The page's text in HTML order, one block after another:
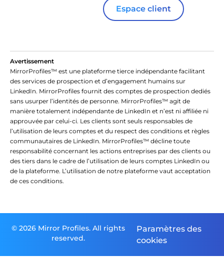
Espace client
Avertissement
MirrorProfiles™ est une plateforme tierce indépendante facilitant
des services de prospection et d’engagement humains sur
LinkedIn. MirrorProfiles fournit des comptes de prospection dediés
sans usurper l’identités de personne. MirrorProfiles™ agit de
manière totalement indépendante de LinkedIn et n’est ni affiliée ni
approuvée par celui-ci. Les clients sont seuls responsables de
l’utilisation de leurs comptes et du respect des conditions et règles
communautaires de LinkedIn. MirrorProfiles™ décline toute
responsabilité concernant les actions entreprises par des clients ou
des tiers dans le cadre de l’utilisation de leurs comptes LinkedIn ou
de la plateforme. L’utilisation de notre plateforme vaut acceptation
de ces conditions.
© 2026 Mirror Profiles. All rights
reserved.
Paramètres des
cookies